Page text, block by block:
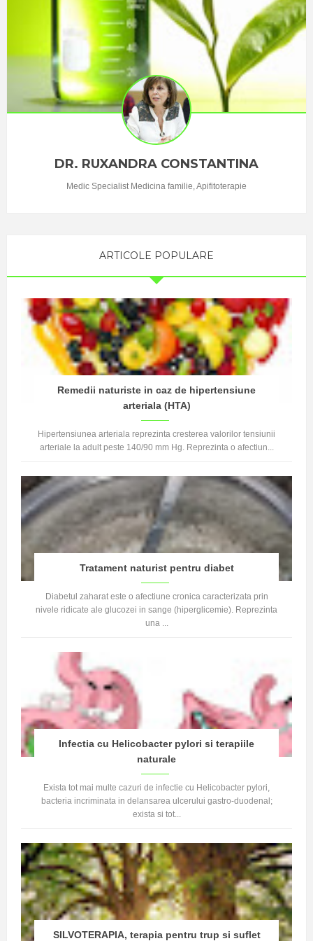
perioada de
infometare
extrema, nici
de
supraaliment
are cu
Postul
inseamna cu
DR. RUXANDRA CONSTANTINA
Medic Specialist Medicina familie, Apifitoterapie
ARTICOLE POPULARE
Remedii naturiste in caz de hipertensiune
arteriala (HTA)
Hipertensiunea arteriala reprezinta cresterea valorilor tensiunii
arteriale la adult peste 140/90 mm Hg. Reprezinta o afectiun...
Tratament naturist pentru diabet
Diabetul zaharat este o afectiune cronica caracterizata prin
nivele ridicate ale glucozei in sange (hiperglicemie). Reprezinta
una ...
Infectia cu Helicobacter pylori si terapiile
naturale
Exista tot mai multe cazuri de infectie cu Helicobacter pylori,
bacteria incriminata in delansarea ulcerului gastro-duodenal;
exista si tot...
SILVOTERAPIA, terapia pentru trup si suflet